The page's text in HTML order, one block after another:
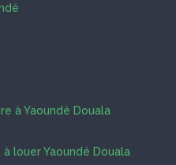
à Yaoundé Douala
louer Yaoundé Douala